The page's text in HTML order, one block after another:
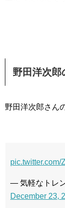
野田洋次郎
野田洋次郎さん
pic.twitter.com/
— 気軽なトレ
December 23,